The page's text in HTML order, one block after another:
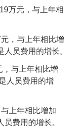
万元，与上年相
，与上年相比增
员费用的增长。
与上年相比增
人员费用的增
上年相比增加
费用的增长。